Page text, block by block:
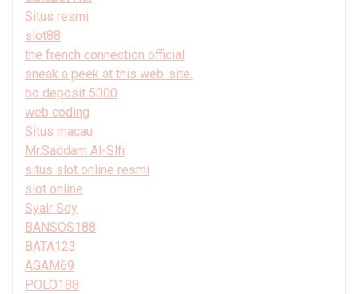
Situs resmi
slot88
the french connection official
sneak a peek at this web-site.
bo deposit 5000
web coding
Situs macau
Mr.Saddam Al-Slfi
situs slot online resmi
slot online
Syair Sdy
BANSOS188
BATA123
AGAM69
POLO188